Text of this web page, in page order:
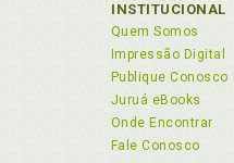
INSTITUCIONAL
Quem Somos
Impressão Digital
Publique Conosco
Juruá eBooks
Onde Encontrar
Fale Conosco